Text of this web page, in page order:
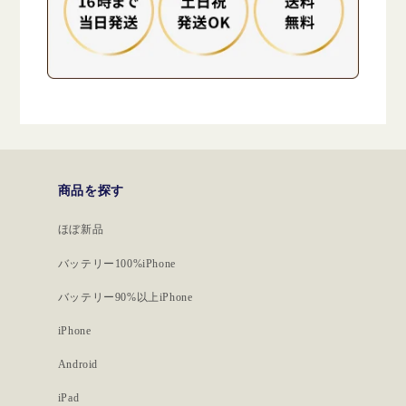
商品を探す
ほぼ新品
バッテリー100%iPhone
バッテリー90%以上iPhone
iPhone
Android
iPad